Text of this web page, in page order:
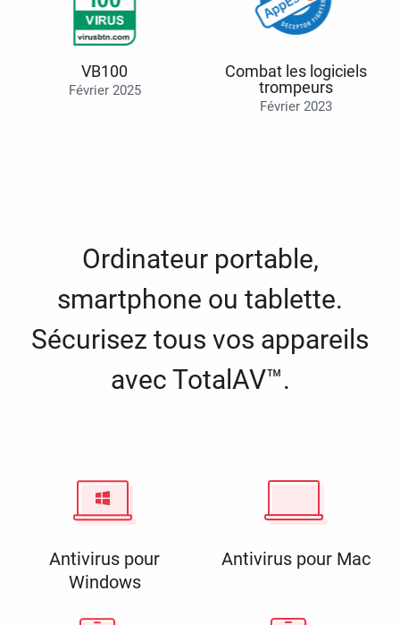
VB100
Février 2025
Combat les logiciels
trompeurs
Février 2023
Ordinateur portable,
smartphone ou tablette.
Sécurisez tous vos appareils
avec TotalAV™.
Antivirus pour
Windows
Antivirus pour Mac